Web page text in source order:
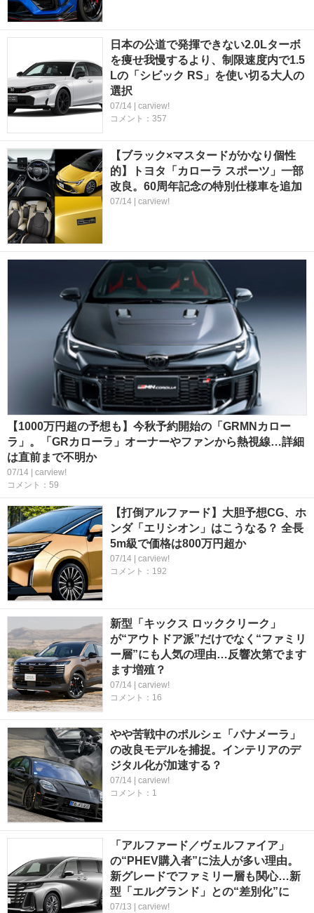
日本の公道で発揮できない2.0Lターボ
を痩せ我慢するより、制限速度内で1.5
Lの「シビック RS」を使い切る大人の
選択
07/14 | carview!
コメント：357
【ブラック×マスタードがかなり個性
的】トヨタ「カローラ スポーツ」一部
改良。60周年記念の特別仕様車を追加
07/14 | carview!
【1000万円超の予想も】今秋予約開始の「GRMNカロー
ラ」。「GRカローラ」オーナーやファンから熱視線…詳細
は直前まで不明か
07/14 | carview!
コメント：59
【打倒アルファード】大胆予想CG、ホ
ンダ「エリシオン」はこうなる？ 全長
5m級で価格は800万円超か
07/14 | carview!
コメント：192
新型「キックス ロッククリーク」
が“アウトドア派”だけでなく“ファミリ
ー層”にも人気の理由…反響次第でます
ます増殖？
07/14 | carview!
コメント：16
やや苦戦中のポルシェ「パナメーラ」
の改良モデルを捕捉。インテリアのデ
ジタル化が加速する？
07/14 | carview!
コメント：1
「アルファード／ヴェルファイア」
の“PHEV購入者”に法人が多い理由。
新グレードでファミリー層も関心…新
型「エルグランド」との“差別化”に
07/13 | carview!